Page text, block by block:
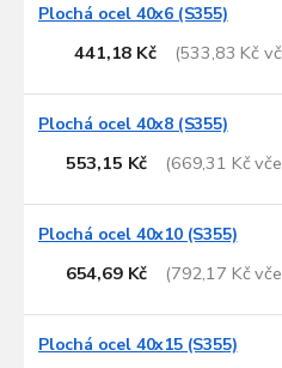
Plochá ocel 40x6 (S355)
441,18 Kč (533,83 Kč
Plochá ocel 40x8 (S355)
553,15 Kč (669,31 Kč
Plochá ocel 40x10 (S355)
654,69 Kč (792,17 Kč
Plochá ocel 40x15 (S355)